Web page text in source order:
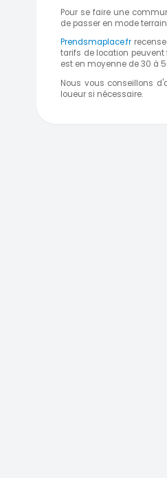
Pour se faire une
de passer en mode
Prendsmaplace.fr
tarifs de location
est en moyenne de 30 à
Nous vous conseillons
loueur si nécessaire.